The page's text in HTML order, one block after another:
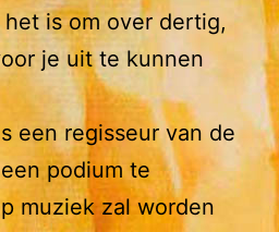
is om over dertig,
je uit te kunnen
een regisseur van de
podium te
muziek zal worden